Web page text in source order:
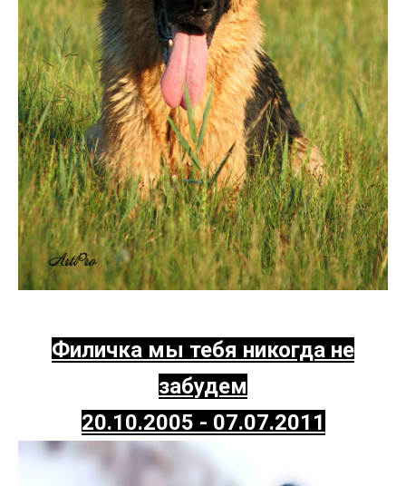
Филичка мы тебя никогда не
забудем
20.10.2005 - 07.07.2011